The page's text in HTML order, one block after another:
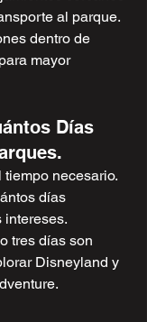
al parque.
dentro de
mayor
Días
necesario.
días
intereses.
tres días son
Disneyland y